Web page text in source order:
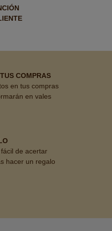
COMPRAS
en tus compras
en vales
de acertar
hacer un regalo